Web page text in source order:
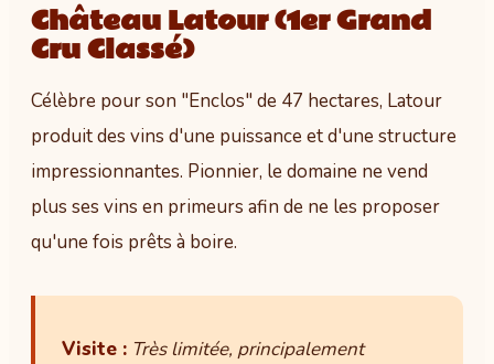
Château Latour (1er Grand
Cru Classé)
Célèbre pour son "Enclos" de 47 hectares, Latour
produit des vins d'une puissance et d'une structure
impressionnantes. Pionnier, le domaine ne vend
plus ses vins en primeurs afin de ne les proposer
qu'une fois prêts à boire.
Visite : Très limitée, principalement